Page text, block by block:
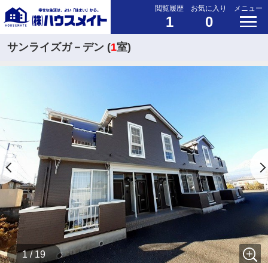
閲覧履歴
1
お気に入り
0
メニュー
サンライズガ－デン (1室)
1 / 19